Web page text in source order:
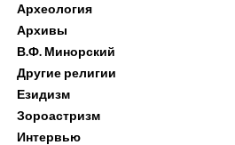
Археология
Архивы
В.Ф. Минорский
Другие религии
Езидизм
Зороастризм
Интервью